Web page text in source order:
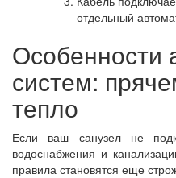
отдельный
Особенности
систем:
тепло
Если ваш санузел не
водоснабжения и
правила становятся еще